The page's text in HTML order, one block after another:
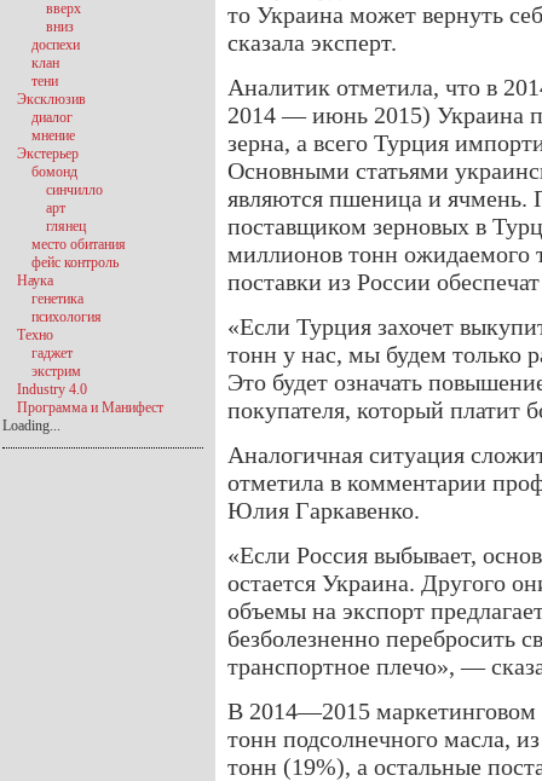
то Украина может вернуть
сказала эксперт.
Аналитик отметила, что в
2014 — июнь 2015) Украина
зерна, а всего Турция
Основными статьями
являются пшеница и ячмень.
поставщиком зерновых в
миллионов тонн ожидаемого
поставки из России
«Если Турция захочет
тонн у нас, мы будем только
Это будет означать
покупателя, который платит
Аналогичная ситуация
отметила в комментарии
Юлия Гаркавенко.
«Если Россия выбывает,
остается Украина. Другого
объемы на экспорт
безболезненно перебросить
транспортное плечо», —
В 2014—2015 маркетинговом
тонн подсолнечного масла,
тонн (19%), а остальные
вверх
вниз
доспехи
клан
тени
Эксклюзив
диалог
мнение
Экстерьер
бомонд
синчилло
арт
глянец
место обитания
фейс контроль
Наука
генетика
психология
Техно
гаджет
экстрим
Industry 4.0
Программа и Манифест
Loading...